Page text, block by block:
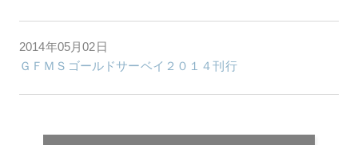
2014年05月02日
ＧＦＭＳゴールドサーベイ２０１４刊行